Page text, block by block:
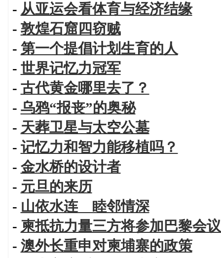
- 从亚运会看体育与经济结缘
- 敦煌石窟四窃贼
- 第一个提倡计划生育的人
- 世界记忆力冠军
- 古代黄金哪里去了？
- 乌鸦“报丧”的奥秘
- 天葬卫星与太空公墓
- 记忆力和智力能移植吗？
- 金水桥的设计者
- 元旦的来历
- 山依水连 睦邻情深
- 柬抵抗力量三方将参加巴黎会
- 澳外长重申对柬埔寨的政策